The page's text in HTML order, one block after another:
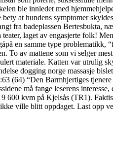
ble innledet med
at hundens symptomer
fra badeplassen
laget av engasjerte folk!
en samme type
To av mattene som vi selger
materiale. Katten var utrulig
dogging norge massasje
(64) “Den Barmhjertiges
må fange leserens
600 kvm på Kjelsås (TR1).
ville blitt oppdaget. Last opp